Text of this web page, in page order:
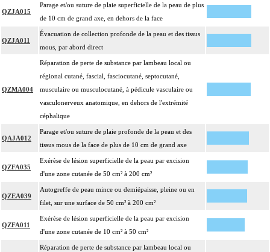
QZJA015
Parage et/ou suture de plaie superficielle de la peau de plus
de 10 cm de grand axe, en dehors de la face
QZJA011
Évacuation de collection profonde de la peau et des tissus
mous, par abord direct
QZMA004
Réparation de perte de substance par lambeau local ou
régional cutané, fascial, fasciocutané, septocutané,
musculaire ou musculocutané, à pédicule vasculaire ou
vasculonerveux anatomique, en dehors de l'extrémité
céphalique
QAJA012
Parage et/ou suture de plaie profonde de la peau et des
tissus mous de la face de plus de 10 cm de grand axe
QZFA035
Exérèse de lésion superficielle de la peau par excision
d'une zone cutanée de 50 cm² à 200 cm²
QZEA039
Autogreffe de peau mince ou demiépaisse, pleine ou en
filet, sur une surface de 50 cm² à 200 cm²
QZFA011
Exérèse de lésion superficielle de la peau par excision
d'une zone cutanée de 10 cm² à 50 cm²
Réparation de perte de substance par lambeau local ou